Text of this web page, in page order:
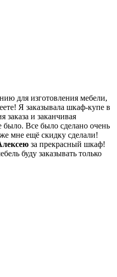
для изготовления мебели,
Я заказывала шкаф-купе в
заказа и заканчивая
Все было сделано очень
мне ещё скидку сделали!
за прекрасный шкаф!
буду заказывать только